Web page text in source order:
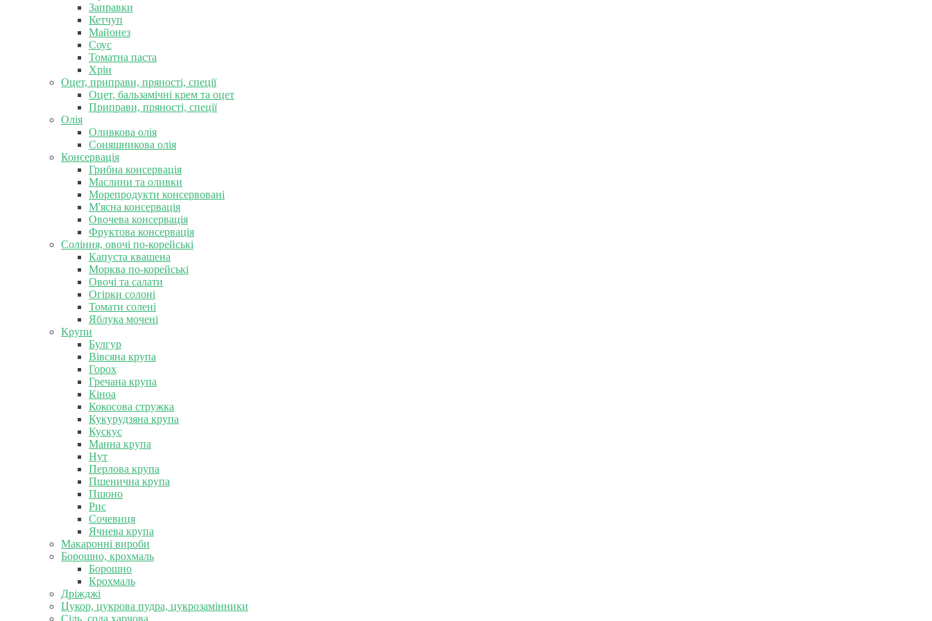
Заправки
Кетчуп
Майонез
Соус
Томатна паста
Хрін
Оцет, приправи, пряності, спеції
Оцет, бальзамічні крем та оцет
Приправи, пряності, спеції
Олія
Оливкова олія
Соняшникова олія
Консервація
Грибна консервація
Маслини та оливки
Морепродукти консервовані
М'ясна консервація
Овочева консервація
Фруктова консервація
Соління, овочі по-корейські
Капуста квашена
Морква по-корейські
Овочі та салати
Огірки солоні
Томати солені
Яблука мочені
Крупи
Булгур
Вівсяна крупа
Горох
Гречана крупа
Кіноа
Кокосова стружка
Кукурудзяна крупа
Кускус
Манна крупа
Нут
Перлова крупа
Пшенична крупа
Пшоно
Рис
Сочевиця
Ячнева крупа
Макаронні вироби
Борошно, крохмаль
Борошно
Крохмаль
Дріжджі
Цукор, цукрова пудра, цукрозамінники
Сіль, сода харчова